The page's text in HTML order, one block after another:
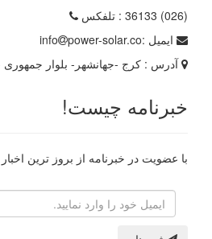
(026) 36133
: تلفکس
ایمیل :
info
power-solar.co
آدرس : کرج -جهانشهر- بلوار جمهوری -
خبرنامه چیست!
با عضویت در خبرنامه از بروز ترین